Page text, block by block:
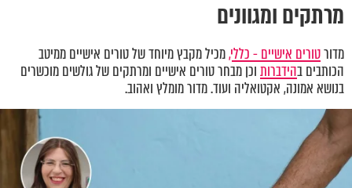
מרתקים ומגוונים
מדורטורים אישיים - כללי,מכיל מקבץ מיוחד של טורים אישיים ממיטב
הכותבים בהידברותוכן מבחר טורים אישיים ומרתקים של גולשים מוכשרים
בנושא אמונה, אקטואליה ועוד. מדור מומלץ ואהוב.